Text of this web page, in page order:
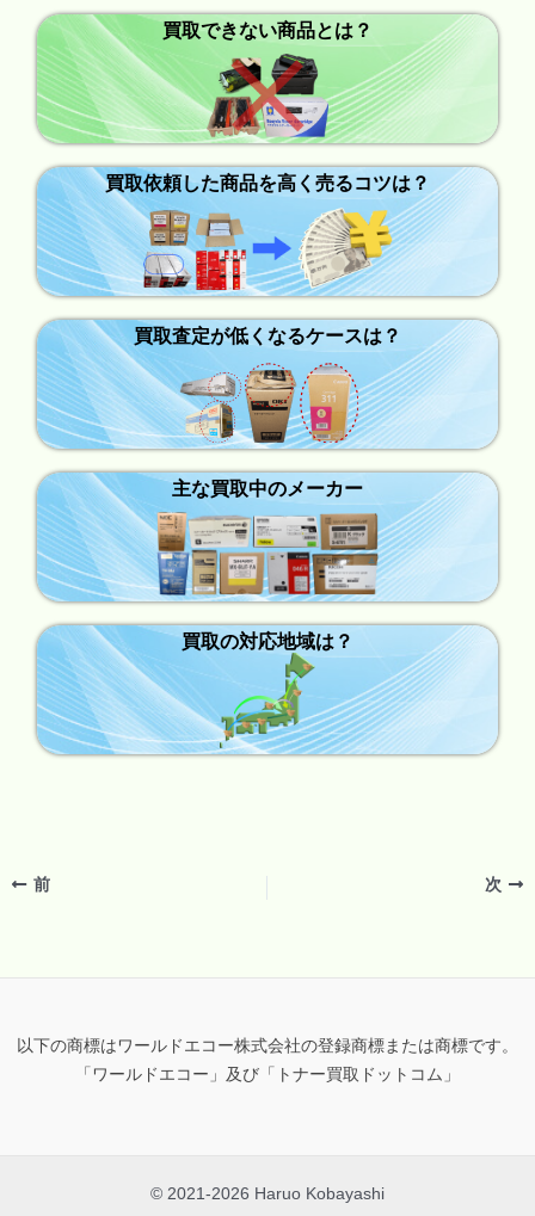
買取できない商品とは？
買取依頼した商品を高く売るコツは？
買取査定が低くなるケースは？
主な買取中のメーカー
買取の対応地域は？
前 次
以下の商標はワールドエコー株式会社の登録商標または商標です。
「ワールドエコー」及び「トナー買取ドットコム」
© 2021-2026 Haruo Kobayashi